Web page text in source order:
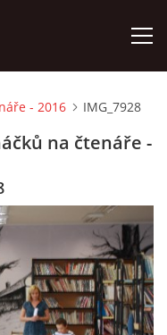
- 2016
IMG_7928
na čtenáře -